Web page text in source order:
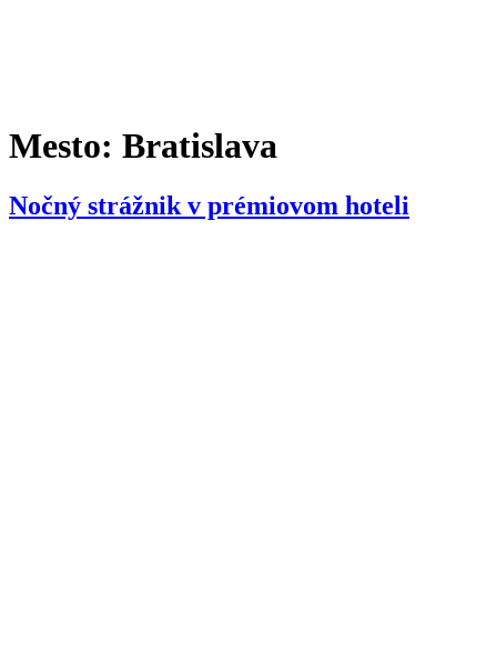
Mesto: Bratislava
Nočný strážnik v prémiovom hoteli